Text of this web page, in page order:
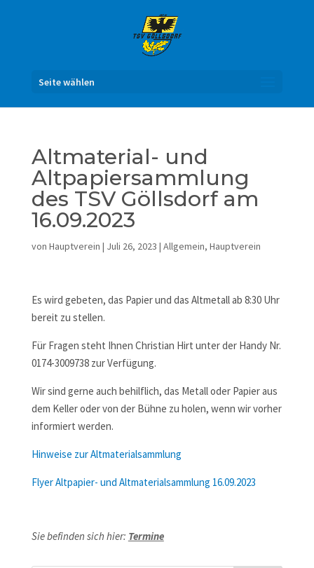
Seite wählen
Altmaterial- und
Altpapiersammlung
des TSV Göllsdorf am
16.09.2023
von Hauptverein | Juli 26, 2023 | Allgemein, Hauptverein
Es wird gebeten, das Papier und das Altmetall ab 8:30 Uhr
bereit zu stellen.
Für Fragen steht Ihnen Christian Hirt unter der Handy Nr.
0174-3009738 zur Verfügung.
Wir sind gerne auch behilflich, das Metall oder Papier aus
dem Keller oder von der Bühne zu holen, wenn wir vorher
informiert werden.
Hinweise zur Altmaterialsammlung
Flyer Altpapier- und Altmaterialsammlung 16.09.2023
Sie befinden sich hier: Termine